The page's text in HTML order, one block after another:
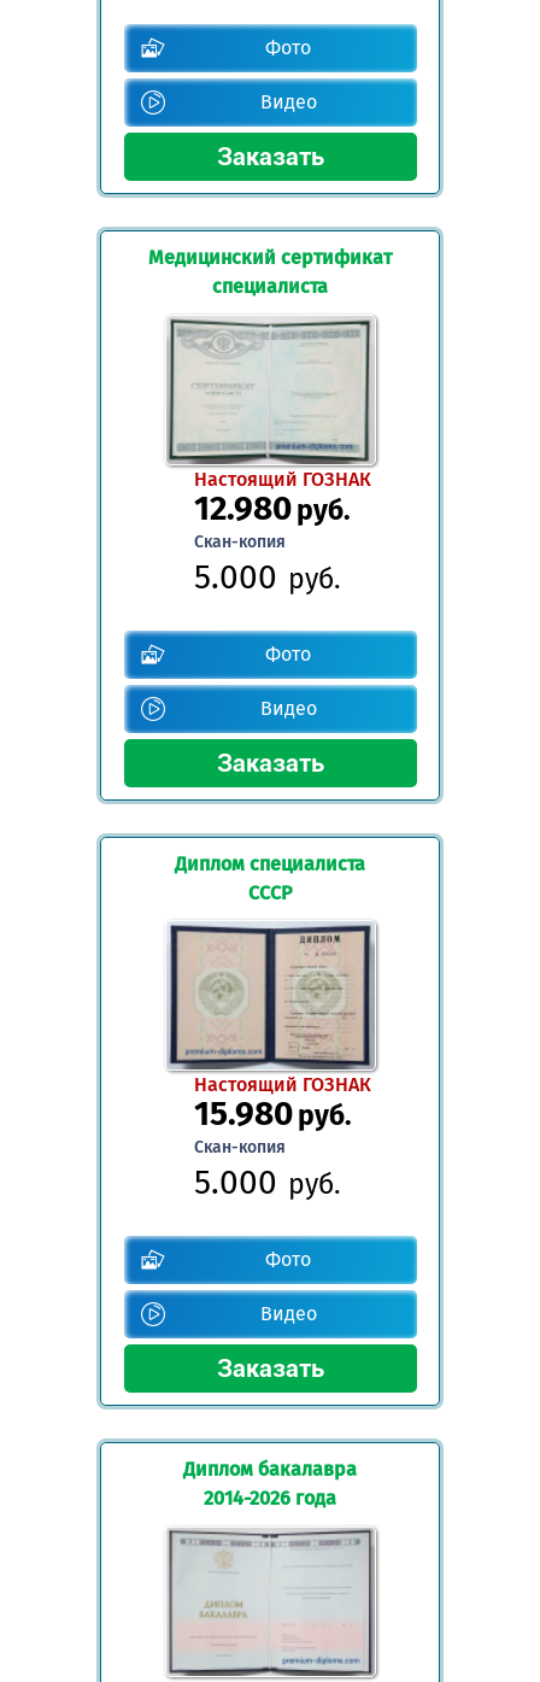
Фото
Видео
Медицинский сертификат
специалиста
Настоящий ГОЗНАК
12.980руб.
Скан-копия
5.000 руб.
Фото
Видео
Диплом специалиста
СССР
Настоящий ГОЗНАК
15.980руб.
Скан-копия
5.000 руб.
Фото
Видео
Диплом бакалавра
2014-2026 года